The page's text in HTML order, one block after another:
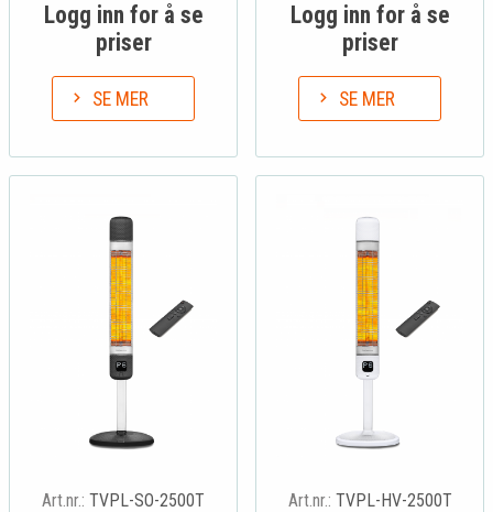
Logg inn for å se
priser
SE MER
Logg inn for å se
priser
SE MER
Art.nr.: TVPL-SO-2500T
Art.nr.: TVPL-HV-2500T